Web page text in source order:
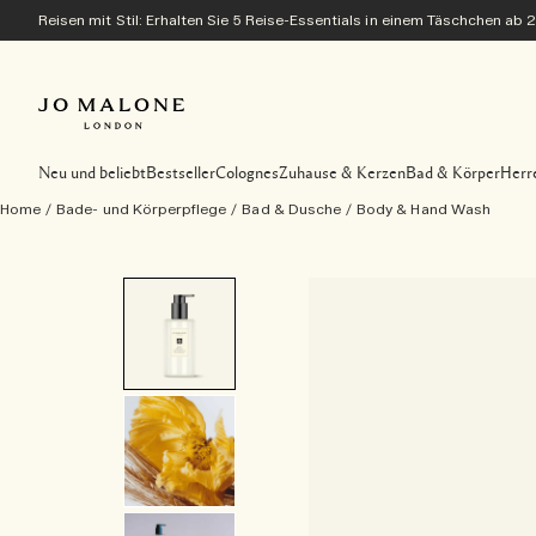
Reisen mit Stil: Erhalten Sie 5 Reise-Essentials in einem Täschchen ab
Neu und beliebtBestsellerColognesZuhause & KerzenBad & Körper
Home / Bade- und Körperpflege / Bad & Dusche / Body & Hand Wash